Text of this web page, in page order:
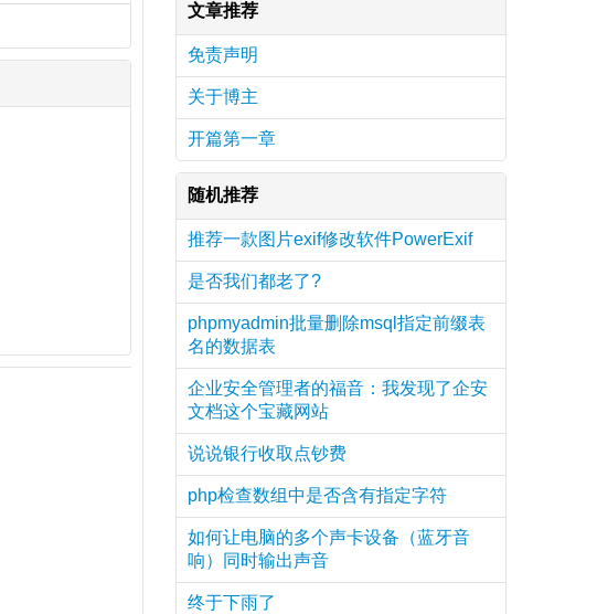
文章推荐
免责声明
关于博主
开篇第一章
随机推荐
推荐一款图片exif修改软件PowerExif
是否我们都老了?
phpmyadmin批量删除msql指定前缀表
名的数据表
企业安全管理者的福音：我发现了企安
文档这个宝藏网站
说说银行收取点钞费
php检查数组中是否含有指定字符
如何让电脑的多个声卡设备（蓝牙音
响）同时输出声音
终于下雨了